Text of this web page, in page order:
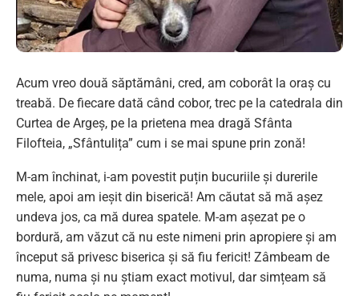
Acum vreo două săptămâni, cred, am coborât la oraș cu
treabă. De fiecare dată când cobor, trec pe la catedrala din
Curtea de Argeș, pe la prietena mea dragă Sfânta
Filofteia, „Sfântulița” cum i se mai spune prin zonă!
M-am închinat, i-am povestit puțin bucuriile și durerile
mele, apoi am ieșit din biserică! Am căutat să mă așez
undeva jos, ca mă durea spatele. M-am așezat pe o
bordură, am văzut că nu este nimeni prin apropiere și am
început să privesc biserica și să fiu fericit! Zâmbeam de
numa, numa și nu știam exact motivul, dar simțeam să